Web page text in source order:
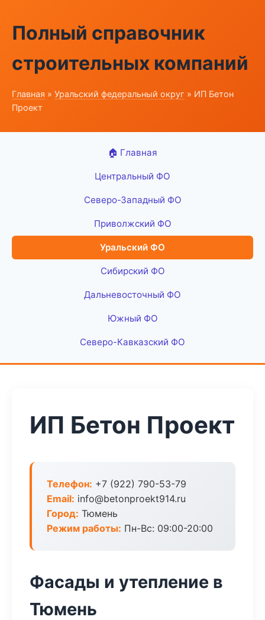
Полный справочник
строительных компаний
Главная » Уральский федеральный округ » ИП Бетон
Проект
🏠 Главная
Центральный ФО
Северо-Западный ФО
Приволжский ФО
Уральский ФО
Сибирский ФО
Дальневосточный ФО
Южный ФО
Северо-Кавказский ФО
ИП Бетон Проект
Телефон: +7 (922) 790-53-79
Email: info@betonproekt914.ru
Город: Тюмень
Режим работы: Пн-Вс: 09:00-20:00
Фасады и утепление в
Тюмень